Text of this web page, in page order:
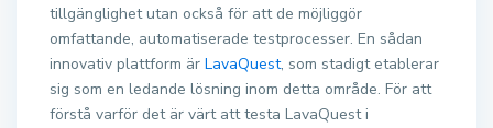
tillgänglighet utan också för att de möjliggör
omfattande, automatiserade testprocesser. En sådan
innovativ plattform är LavaQuest, som stadigt etablerar
sig som en ledande lösning inom detta område. För att
förstå varför det är värt att testa LavaQuest i